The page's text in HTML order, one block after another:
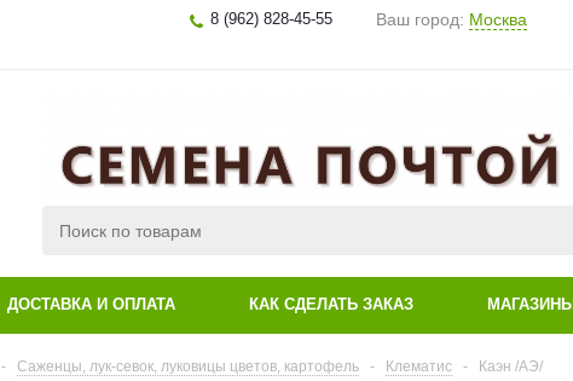
8 (962) 828-45-55 Ваш город: Москва
ДОСТАВКА И ОПЛАТА КАК СДЕЛАТЬ ЗАКАЗ МАГАЗИНЫ
- Саженцы, лук-севок, луковицы цветов, картофель - Клематис - Каэн /АЭ/